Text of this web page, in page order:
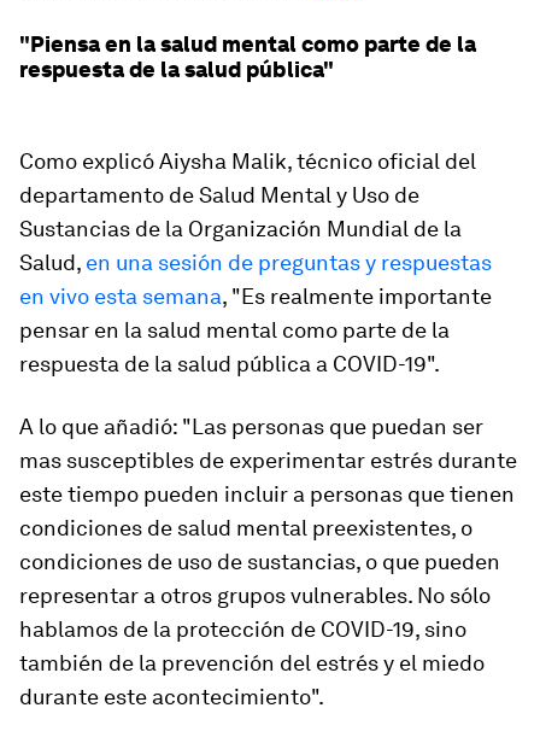
"Piensa en la salud mental como parte de la
respuesta de la salud pública"
Como explicó Aiysha Malik, técnico oficial del
departamento de Salud Mental y Uso de
Sustancias de la Organización Mundial de la
Salud, en una sesión de preguntas y respuestas
en vivo esta semana, "Es realmente importante
pensar en la salud mental como parte de la
respuesta de la salud pública a COVID-19".
A lo que añadió: "Las personas que puedan ser
mas susceptibles de experimentar estrés durante
este tiempo pueden incluir a personas que tienen
condiciones de salud mental preexistentes, o
condiciones de uso de sustancias, o que pueden
representar a otros grupos vulnerables. No sólo
hablamos de la protección de COVID-19, sino
también de la prevención del estrés y el miedo
durante este acontecimiento".